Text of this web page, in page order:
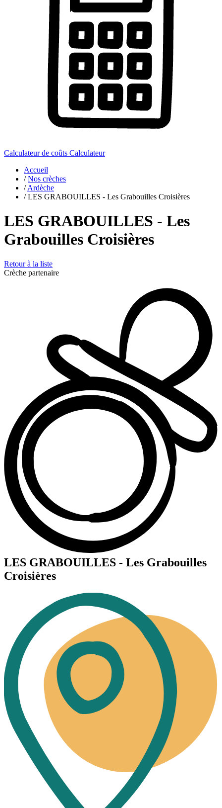
Calculateur de coûts Calculateur
Accueil
/ Nos crèches
/ Ardèche
/ LES GRABOUILLES - Les Grabouilles Croisières
LES GRABOUILLES - Les
Grabouilles Croisières
Retour à la liste
Crèche partenaire
LES GRABOUILLES - Les Grabouilles
Croisières